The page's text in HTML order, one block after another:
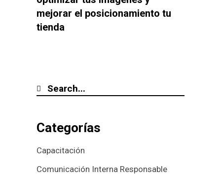
mejorar el posicionamiento tu
tienda
Categorías
Capacitación
Comunicación Interna Responsable